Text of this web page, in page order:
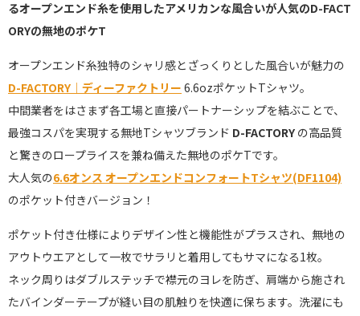
るオープンエンド糸を使用したアメリカンな風合いが人気のD-FACT
ORYの無地のポケT
オープンエンド糸独特のシャリ感とざっくりとした風合いが魅力の
D-FACTORY｜ディーファクトリー 6.6ozポケットTシャツ。
中間業者をはさまず各工場と直接パートナーシップを結ぶことで、
最強コスパを実現する無地Tシャツブランド D-FACTORY の高品質
と驚きのロープライスを兼ね備えた無地のポケTです。
大人気の6.6オンス オープンエンドコンフォートTシャツ(DF1104)
のポケット付きバージョン！
ポケット付き仕様によりデザイン性と機能性がプラスされ、無地の
アウトウエアとして一枚でサラリと着用してもサマになる1枚。
ネック周りはダブルステッチで襟元のヨレを防ぎ、肩端から施され
たバインダーテープが縫い目の肌触りを快適に保ちます。洗濯にも